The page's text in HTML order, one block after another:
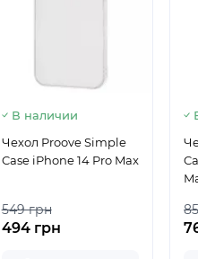
В наличии
Чехол Proove Simple
Case iPhone 14 Pro Max
549 грн
494 грн